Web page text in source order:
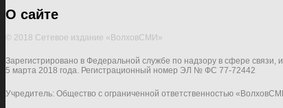
О сайте
© 2018 Сетевое издание «ВолховСМИ»
Зарегистрировано в Федеральной службе по надзору в сфере
5 марта 2018 года. Регистрационный номер ЭЛ № ФС 77-72442
Учредитель: Общество с ограниченной ответственностью